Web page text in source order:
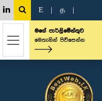
E த
මගේ පාර්ලිමේන්තුව
මෙතැනින් පිවිසෙන්න